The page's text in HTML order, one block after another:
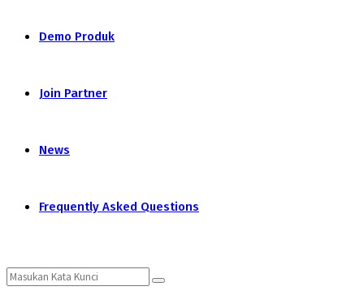
Demo Produk
Join Partner
News
Frequently Asked Questions
Search
Search